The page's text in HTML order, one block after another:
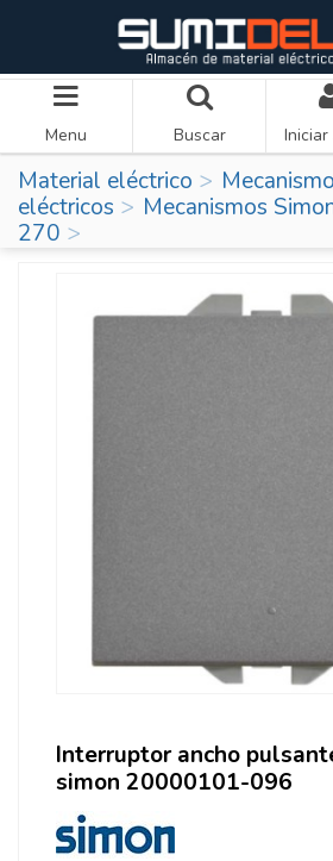
Menu Buscar Iniciar
Material eléctrico
eléctricos
Mecanismos
270
Interruptor ancho
simon 20000101-096